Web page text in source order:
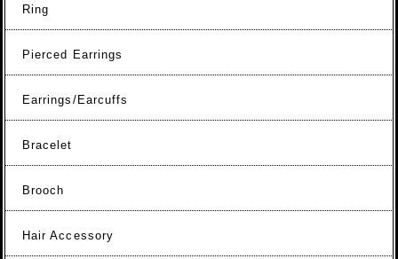
Ring
Pierced Earrings
Earrings/Earcuffs
Bracelet
Brooch
Hair Accessory